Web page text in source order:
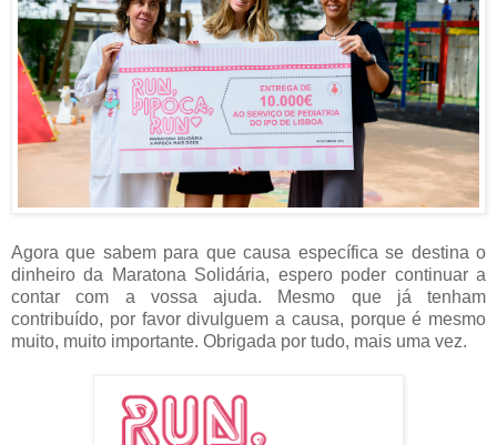
Agora que sabem para que causa específica se destina o
dinheiro da Maratona Solidária, espero poder continuar a
contar com a vossa ajuda. Mesmo que já tenham
contribuído, por favor divulguem a causa, porque é mesmo
muito, muito importante. Obrigada por tudo, mais uma vez.